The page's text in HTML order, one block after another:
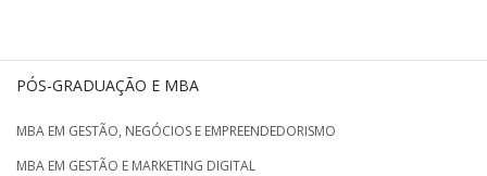
PÓS-GRADUAÇÃO E MBA
MBA EM GESTÃO, NEGÓCIOS E EMPREENDEDORISMO
MBA EM GESTÃO E MARKETING DIGITAL